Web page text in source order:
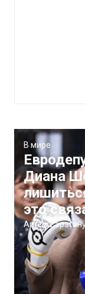
В мире
Диана
это
Артём